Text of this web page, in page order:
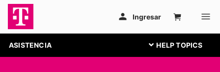
ASISTENCIA